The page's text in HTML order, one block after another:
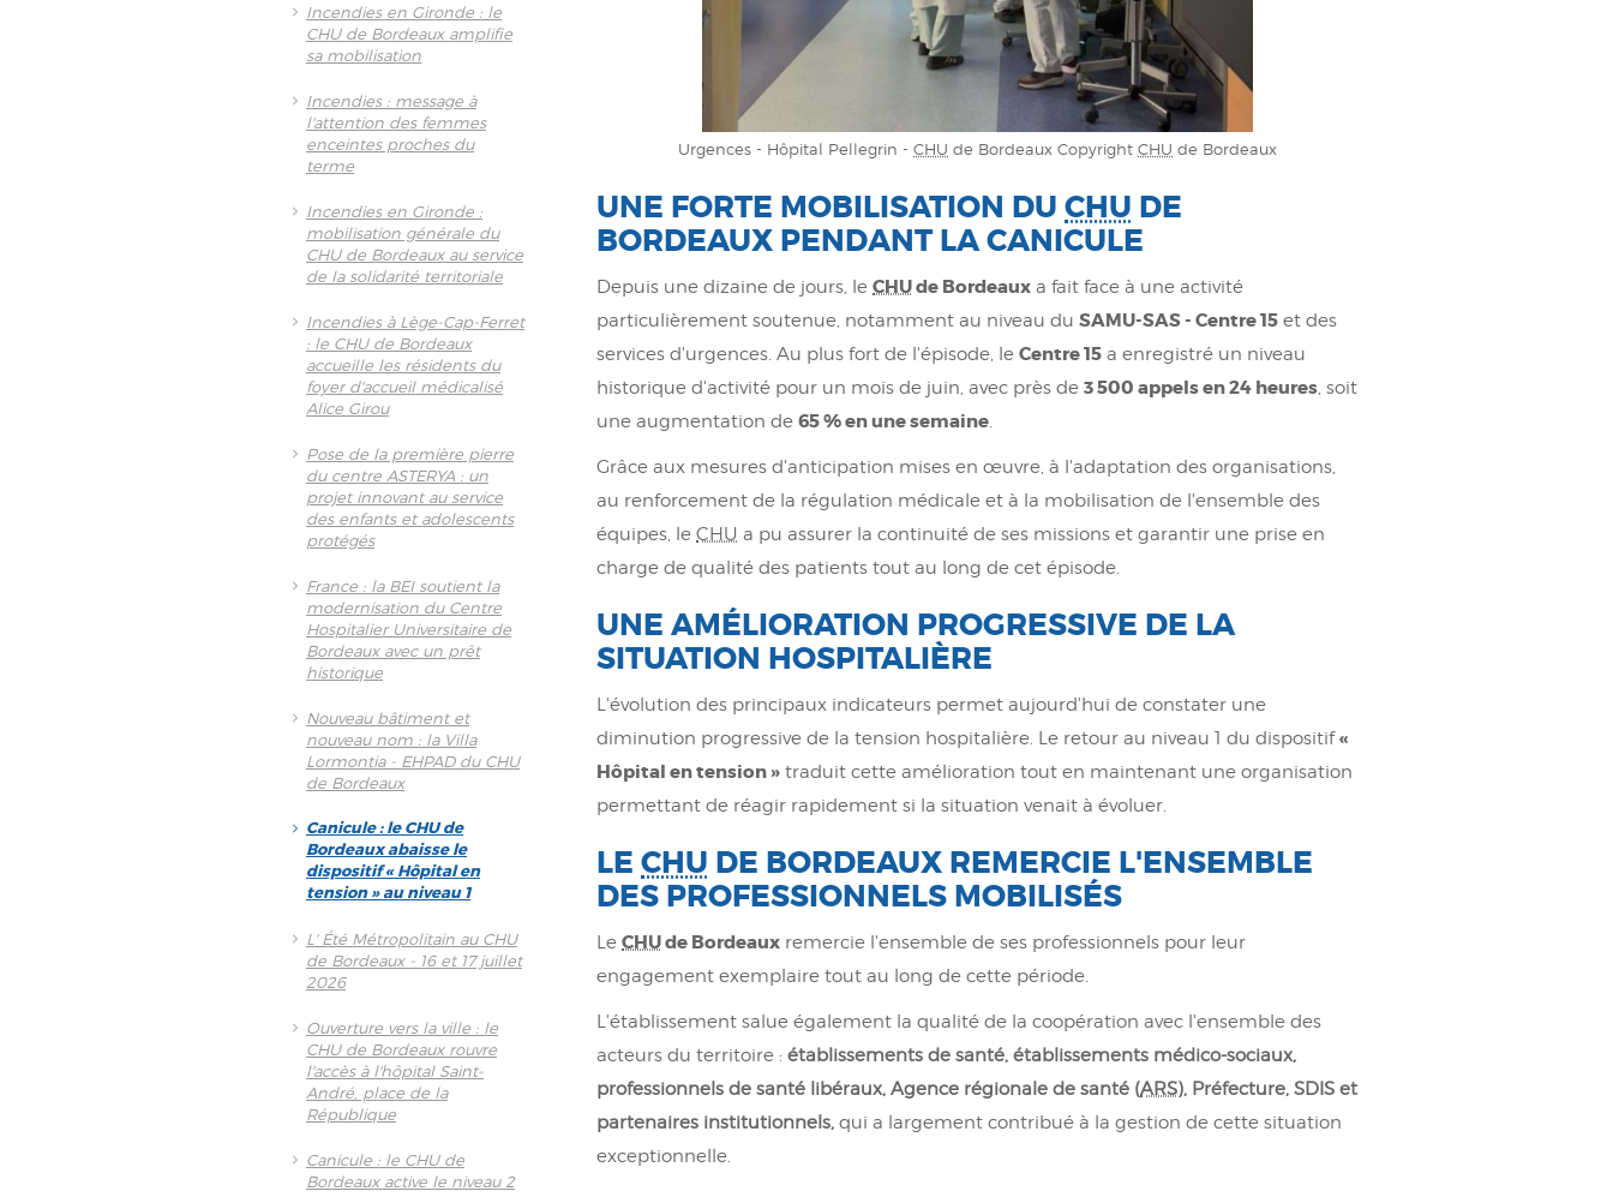
Incendies en Gironde : le
CHU de Bordeaux amplifie
sa mobilisation
Incendies : message à
l'attention des femmes
enceintes proches du
terme
Incendies en Gironde :
mobilisation générale du
CHU de Bordeaux au service
de la solidarité territoriale
Incendies à Lège-Cap-Ferret
: le CHU de Bordeaux
accueille les résidents du
foyer d'accueil médicalisé
Alice Girou
Pose de la première pierre
du centre ASTERYA : un
projet innovant au service
des enfants et adolescents
protégés
France : la BEI soutient la
modernisation du Centre
Hospitalier Universitaire de
Bordeaux avec un prêt
historique
Nouveau bâtiment et
nouveau nom : la Villa
Lormontia - EHPAD du CHU
de Bordeaux
Canicule : le CHU de
Bordeaux abaisse le
dispositif « Hôpital en
tension » au niveau 1
L' Été Métropolitain au CHU
de Bordeaux - 16 et 17 juillet
2026
Ouverture vers la ville : le
CHU de Bordeaux rouvre
l'accès à l'hôpital Saint-
André, place de la
République
Canicule : le CHU de
Bordeaux active le niveau 2
Urgences - Hôpital Pellegrin - CHU de Bordeaux Copyright CHU de Bordeaux
UNE FORTE MOBILISATION DU CHU DE
BORDEAUX PENDANT LA CANICULE
Depuis une dizaine de jours, le CHUde Bordeaux a fait face à une activité
particulièrement soutenue, notamment au niveau du SAMU-SAS - Centre 15 et des
services d'urgences. Au plus fort de l'épisode, le Centre 15 a enregistré un niveau
historique d'activité pour un mois de juin, avec près de 3 500 appels en 24 heures , soit
une augmentation de 65 % en une semaine
Grâce aux mesures d'anticipation mises en œuvre, à l'adaptation des organisations,
au renforcement de la régulation médicale et à la mobilisation de l'ensemble des
équipes, le CHU a pu assurer la continuité de ses missions et garantir une prise en
charge de qualité des patients tout au long de cet épisode.
UNE AMÉLIORATION PROGRESSIVE DE LA
SITUATION HOSPITALIÈRE
L'évolution des principaux indicateurs permet aujourd'hui de constater une
diminution progressive de la tension hospitalière. Le retour au niveau 1 du dispositif«
Hôpital en tension » traduit cette amélioration tout en maintenant une organisation
permettant de réagir rapidement si la situation venait à évoluer.
LE CHU DE BORDEAUX REMERCIE L'ENSEMBLE
DES PROFESSIONNELS MOBILISÉS
Le CHUde Bordeaux remercie l'ensemble de ses professionnels pour leur
engagement exemplaire tout au long de cette période.
L'établissement salue également la qualité de la coopération avec l'ensemble des
acteurs du territoire : établissements de santé, établissements médico-sociaux,
professionnels de santé libéraux, Agence régionale de santé (ARS), Préfecture, SDIS et
partenaires institutionnels, qui a largement contribué à la gestion de cette situation
exceptionnelle.